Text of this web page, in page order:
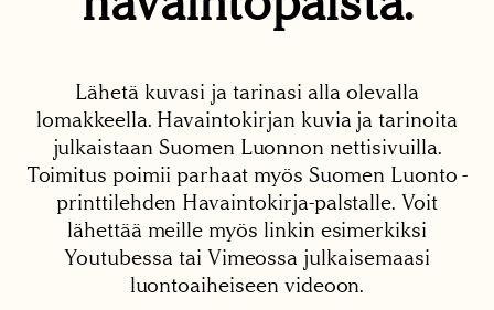
Lähetä kuvasi ja tarinasi alla olevalla
lomakkeella. Havaintokirjan kuvia ja tarinoita
julkaistaan Suomen Luonnon nettisivuilla.
Toimitus poimii parhaat myös Suomen Luonto -
printtilehden Havaintokirja-palstalle. Voit
lähettää meille myös linkin esimerkiksi
Youtubessa tai Vimeossa julkaisemaasi
luontoaiheiseen videoon.